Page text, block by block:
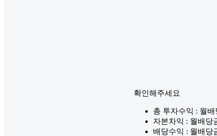
확인해주세요
총 투자수익 : 월
자본차익 : 월배당
배당수익 : 월배당